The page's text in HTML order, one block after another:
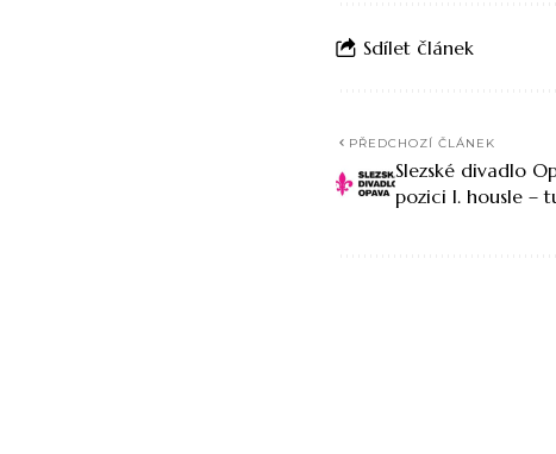
Sdílet článek
PŘEDCHOZÍ ČLÁNEK
Slezské divadlo
pozici I. housle –